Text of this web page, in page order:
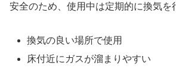
安全のため、使用中は定期的に換気を
換気の良い場所で使用
床付近にガスが溜まりやすい